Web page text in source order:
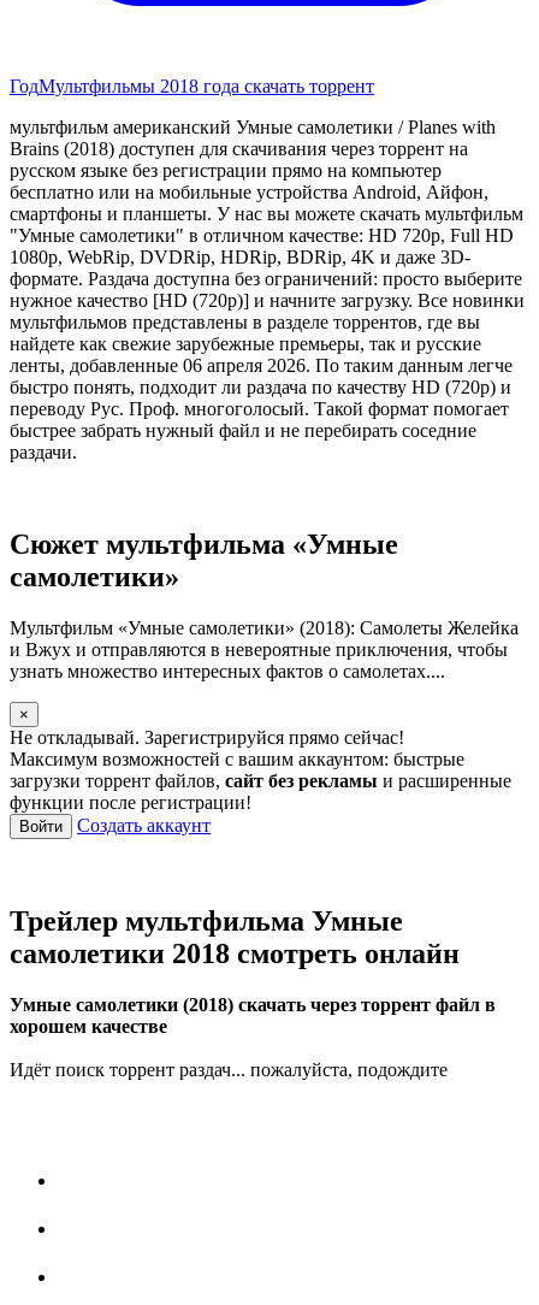
ГодМультфильмы 2018 года скачать торрент
мультфильм американский Умные самолетики / Planes with
Brains (2018) доступен для скачивания через торрент на
русском языке без регистрации прямо на компьютер
бесплатно или на мобильные устройства Android, Айфон,
смартфоны и планшеты. У нас вы можете скачать мультфильм
"Умные самолетики" в отличном качестве: HD 720p, Full HD
1080p, WebRip, DVDRip, HDRip, BDRip, 4K и даже 3D-
формате. Раздача доступна без ограничений: просто выберите
нужное качество [HD (720p)] и начните загрузку. Все новинки
мультфильмов представлены в разделе торрентов, где вы
найдете как свежие зарубежные премьеры, так и русские
ленты, добавленные 06 апреля 2026. По таким данным легче
быстро понять, подходит ли раздача по качеству HD (720p) и
переводу Рус. Проф. многоголосый. Такой формат помогает
быстрее забрать нужный файл и не перебирать соседние
раздачи.
Сюжет мультфильма «Умные
самолетики»
Мультфильм «Умные самолетики» (2018): Самолеты Желейка
и Вжух и отправляются в невероятные приключения, чтобы
узнать множество интересных фактов о самолетах....
×
Не откладывай. Зарегистрируйся прямо сейчас!
Максимум возможностей с вашим аккаунтом: быстрые
загрузки торрент файлов, сайт без рекламы и расширенные
функции после регистрации!
Войти Создать аккаунт
Трейлер мультфильма Умные
самолетики 2018 смотреть онлайн
Умные самолетики (2018) скачать через торрент файл в
хорошем качестве
Идёт поиск торрент раздач... пожалуйста, подождите